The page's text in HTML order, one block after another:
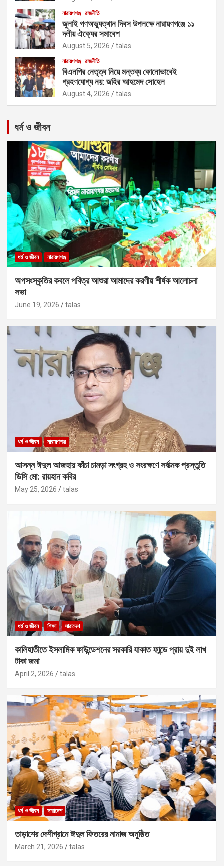
নারায়ণগঞ্জ রাজনীতি
জুলাই গণঅভ্যুত্থান দিবস উপলক্ষে নারায়ণগঞ্জে ১১
দলীয় ঐক্যের সমাবেশ
August 5, 2026 talas
নারায়ণগঞ্জ রাজনীতি
বিএনপির নেতৃত্ব নিয়ে মন্তব্য কোনোভাবেই
গ্রহণযোগ্য নয়: জহির আহমেদ সোহেল
August 4, 2026 talas
ধর্ম ও জীবন
ধর্ম ও জীবন নারায়ণগঞ্জ
অপসংস্কৃতির কবলে পবিত্র আশুরা আমাদের করণীয় শীর্ষক আলোচনা
সভা
June 19, 2026 talas
ধর্ম ও জীবন নারায়ণগঞ্জ
আসন্ন ঈদুল আজহায় কাঁচা চামড়া সংগ্রহ ও সংরক্ষণে সর্বাত্মক প্রস্তুতি
ডিসি মো: রায়হান কবির
May 25, 2026 talas
ধর্ম ও জীবন শিক্ষা সারাদেশ
কালিহাতীতে ইসলামিক ফাউন্ডেশনের সরকারি যাকাত ফান্ডে প্রায় দুই লাখ
টাকা জমা
April 2, 2026 talas
ধর্ম ও জীবন সারাদেশ
তাড়াশের দেশীগ্রামে ঈদুল ফিতরের নামাজ অনুষ্ঠিত
March 21, 2026 talas